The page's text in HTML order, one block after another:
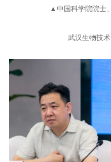
▲中国科学院院士
武汉生物技